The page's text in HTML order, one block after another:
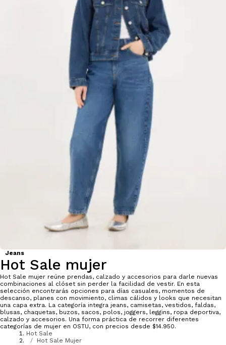
Jeans
Hot Sale mujer
Hot Sale mujer reúne prendas, calzado y accesorios para darle nuevas
combinaciones al clóset sin perder la facilidad de vestir. En esta
selección encontrarás opciones para días casuales, momentos de
descanso, planes con movimiento, climas cálidos y looks que necesitan
una capa extra. La categoría integra jeans, camisetas, vestidos, faldas,
blusas, chaquetas, buzos, sacos, polos, joggers, leggins, ropa deportiva,
calzado y accesorios. Una forma práctica de recorrer diferentes
categorías de mujer en OSTU, con precios desde $14.950.
Hot Sale
Hot Sale Mujer